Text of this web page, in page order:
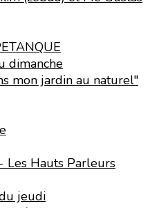
dimanche
mon jardin au naturel"
Les Hauts Parleurs
jeudi